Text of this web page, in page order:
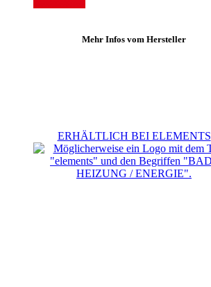
Mehr Infos vom Hersteller
ERHÄLTLICH BEI ELEMENTS